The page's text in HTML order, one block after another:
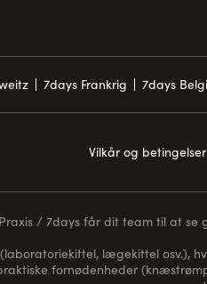
7days Frankrig 7days
Vilkår og betingelser
/ 7days får dit team til at
lægekittel osv.),
fornødenheder (